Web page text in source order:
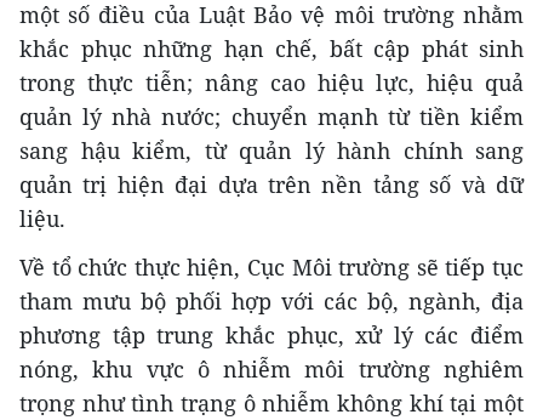
một số điều của Luật Bảo vệ môi trường nhằm
khắc phục những hạn chế, bất cập phát sinh
trong thực tiễn; nâng cao hiệu lực, hiệu quả
quản lý nhà nước; chuyển mạnh từ tiền kiểm
sang hậu kiểm, từ quản lý hành chính sang
quản trị hiện đại dựa trên nền tảng số và dữ
liệu.
Về tổ chức thực hiện, Cục Môi trường sẽ tiếp tục
tham mưu bộ phối hợp với các bộ, ngành, địa
phương tập trung khắc phục, xử lý các điểm
nóng, khu vực ô nhiễm môi trường nghiêm
trọng như tình trạng ô nhiễm không khí tại một